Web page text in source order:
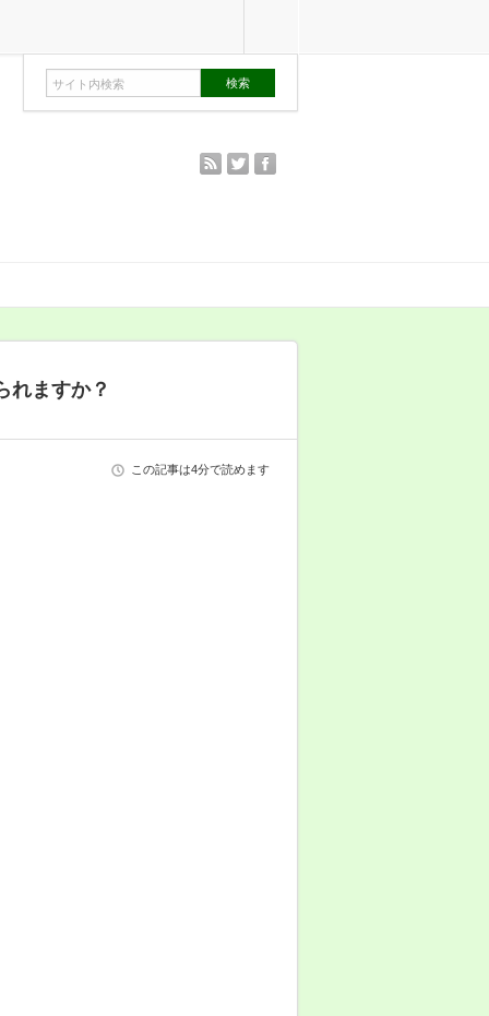
rss twitter
れますか？
この記事は4分で読めます